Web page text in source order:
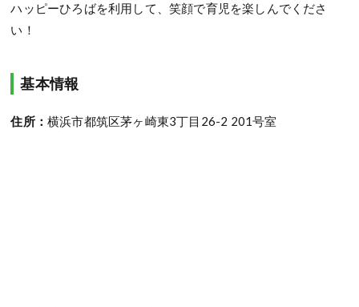
ハッピーひろばを利用して、笑顔で育児を楽しんでくださ
い！
基本情報
住所：横浜市都筑区茅ヶ崎東3丁目26-2 201号室